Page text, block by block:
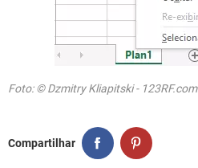
Foto: © Dzmitry Kliapitski - 123RF.com
Compartilhar